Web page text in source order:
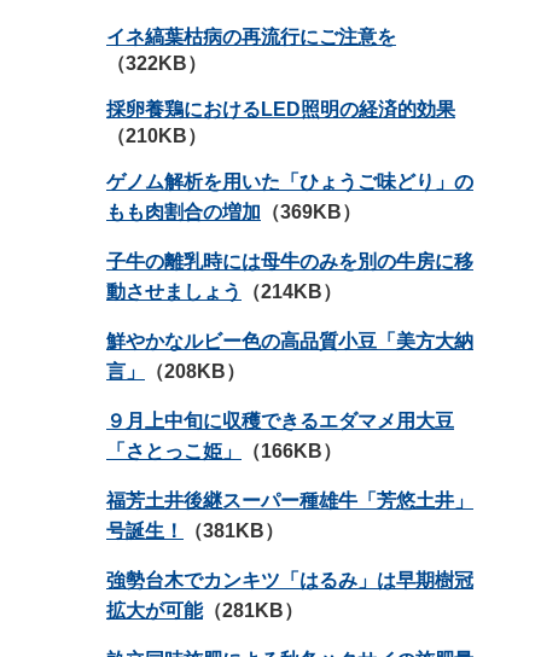
イネ縞葉枯病の再流行にご注意を
（322KB）
採卵養鶏におけるLED照明の経済的効果
（210KB）
ゲノム解析を用いた「ひょうご味どり」の
もも肉割合の増加 （369KB）
子牛の離乳時には母牛のみを別の牛房に移
動させましょう
（214KB）
鮮やかなルビー色の高品質小豆「美方大納
言」
（208KB）
９月上中旬に収穫できるエダマメ用大豆
「さとっこ姫」
（166KB）
福芳土井後継スーパー種雄牛「芳悠土井」
号誕生！
（381KB）
強勢台木でカンキツ「はるみ」は早期樹冠
拡大が可能（281KB）